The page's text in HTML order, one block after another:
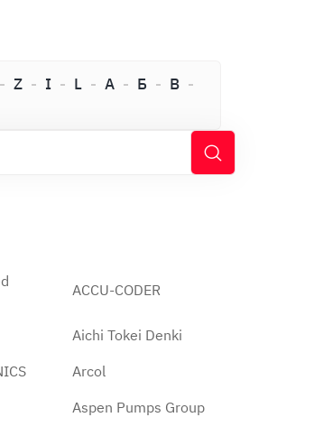
Z I L А Б
В
ACCU-CODER
Aichi Tokei Denki
Arcol
Aspen Pumps Group